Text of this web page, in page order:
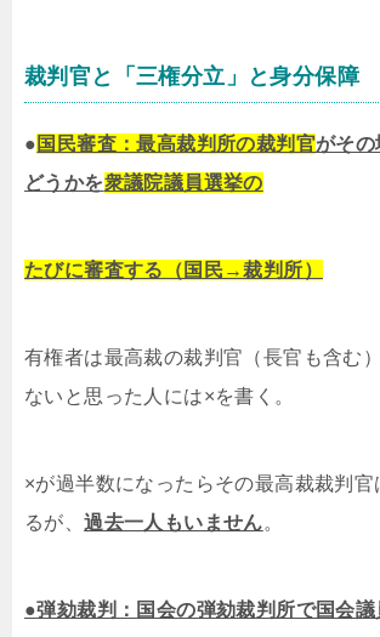
裁判官と「三権分立」と身分保障
● 国民審査：最高裁判所の裁判官がそ
どうかを衆議院議員選挙の
たびに審査する（国民→裁判所）
有権者は最高裁の裁判官（長官も含む
ないと思った人には×を書く。
×が過半数になったらその最高裁裁判
るが、過去一人もいません。
●弾劾裁判：国会の弾劾裁判所で国会